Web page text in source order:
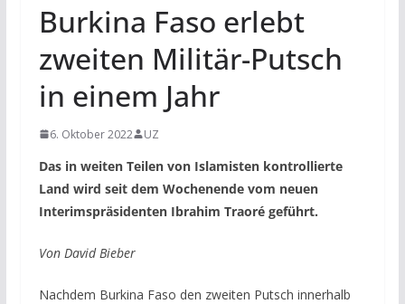
Burkina Faso erlebt
zweiten Militär-Putsch
in einem Jahr
6. Oktober 2022 UZ
Das in weiten Teilen von Islamisten kontrollierte
Land wird seit dem Wochenende vom neuen
Interimspräsidenten Ibrahim Traoré geführt.
Von David Bieber
Nachdem Burkina Faso den zweiten Putsch innerhalb